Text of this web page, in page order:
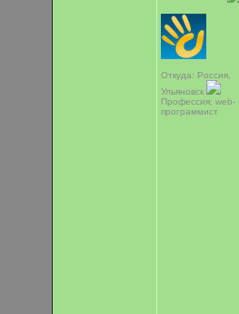
Откуда: Россия,
Ульяновск
Профессия: web-
программист